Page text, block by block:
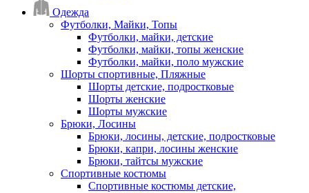
Одежда
Футболки, Майки, Топы
Футболки, майки, детские
Футболки, майки, топы женские
Футболки, майки, поло мужские
Шорты спортивные, Пляжные
Шорты детские, подростковые
Шорты женские
Шорты мужские
Брюки, Лосины
Брюки, лосины, детские, подростковые
Брюки, капри, лосины женские
Брюки, тайтсы мужские
Спортивные костюмы
Спортивные костюмы детские,